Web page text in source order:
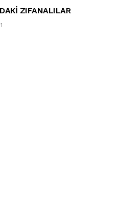
ZIFANALILAR